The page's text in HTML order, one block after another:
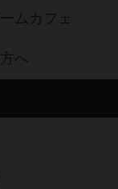
ムカフェ
へ